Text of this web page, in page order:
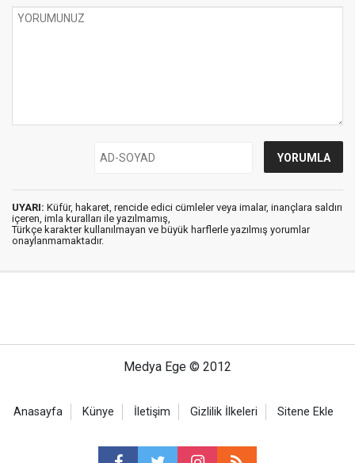
UYARI: Küfür, hakaret, rencide edici cümleler veya imalar, inançlara saldırı
içeren, imla kuralları ile yazılmamış,
Türkçe karakter kullanılmayan ve büyük harflerle yazılmış yorumlar
onaylanmamaktadır.
Medya Ege © 2012
Anasayfa Künye İletişim Gizlilik İlkeleri Sitene Ekle